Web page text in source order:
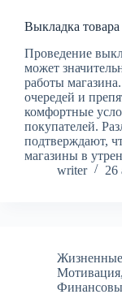
Выкладка
Проведение
может
работы
очередей и
комфортные
покупателей.
подтверждают,
магазины в
writer
26
Мотивация,